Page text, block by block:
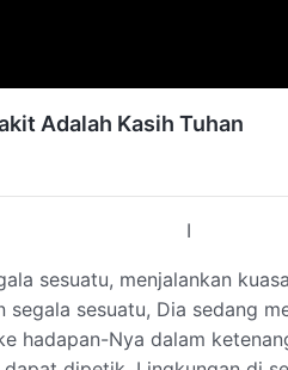
Adalah Kasih Tuhan
I
sesuatu, menjalankan
segala sesuatu, Dia sedang
hadapan-Nya dalam